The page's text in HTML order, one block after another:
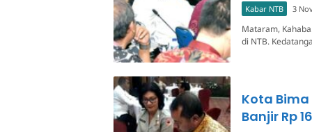
Kabar NTB 3
Mataram,
di NTB.
Kota Bima
Banjir Rp